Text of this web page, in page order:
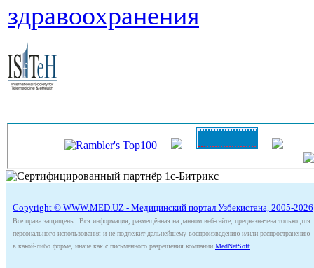
здравоохранения
Copyright © WWW.MED.UZ - Медицинский портал Узбекистана, 2005-2026
Все права защищены. Вся информация, размещённая на данном веб-сайте, предназначена только для
персонального использования и не подлежит дальнейшему воспроизведению и/или распространению
в какой-либо форме, иначе как с письменного разрешения компании MedNetSoft